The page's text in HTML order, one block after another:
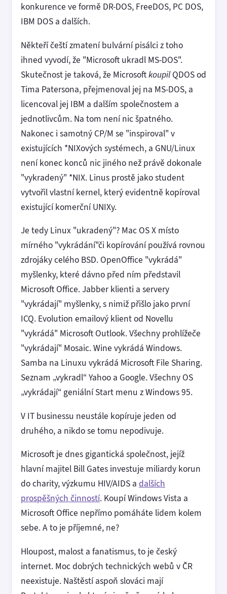
konkurence ve formě DR-DOS, FreeDOS, PC DOS,
IBM DOS a dalších.
Někteří čeští zmatení bulvární pisálci z toho
ihned vyvodí, že "Microsoft ukradl MS-DOS".
Skutečnost je taková, že MicrosoftkoupilQDOS od
Tima Patersona, přejmenoval jej na MS-DOS, a
licencoval jej IBM a dalším společnostem a
jednotlivcům. Na tom není nic špatného.
Nakonec i samotný CP/M se "inspiroval" v
existujících *NIXových systémech, a GNU/Linux
není konec konců nic jiného než právě dokonale
"vykradený" *NIX. Linus prostě jako student
vytvořil vlastní kernel, který evidentně kopíroval
existující komerční UNIXy.
Je tedy Linux "ukradený"? Mac OS X místo
mírného "vykrádání"či kopírování používá rovnou
zdrojáky celého BSD. OpenOffice "vykrádá"
myšlenky, které dávno před ním představil
Microsoft Office. Jabber klienti a servery
"vykrádají" myšlenky, s nimiž přišlo jako první
ICQ. Evolution emailový klient od Novellu
"vykrádá" Microsoft Outlook. Všechny prohlížeče
"vykrádají" Mosaic. Wine vykrádá Windows.
Samba na Linuxu vykrádá Microsoft File Sharing.
Seznam „vykradl“ Yahoo a Google. Všechny OS
„vykrádají“ geniální Start menu z Windows 95.
V IT businessu neustále kopíruje jeden od
druhého, a nikdo se tomu nepodivuje.
Microsoft je dnes gigantická společnost, jejíž
hlavní majitel Bill Gates investuje miliardy korun
do charity, výzkumu HIV/AIDS a dalších
prospěšných činností. Koupí Windows Vista a
Microsoft Office nepřímo pomáháte lidem kolem
sebe. A to je příjemné, ne?
Hloupost, malost a fanatismus, to je český
internet. Moc dobrých technických webů v ČR
neexistuje. Naštěstí aspoň slováci mají